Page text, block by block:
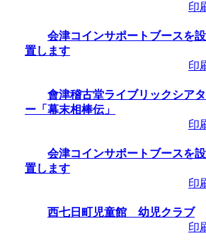
印
会津コインサポートブースを設
置します
印
會津稽古堂ライブリックシアタ
ー「幕末相棒伝」
印
会津コインサポートブースを設
置します
印
西七日町児童館 幼児クラブ
印